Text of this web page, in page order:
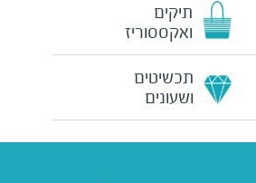
תיקים
ואקססוריז
תכשיטים
ושעונים